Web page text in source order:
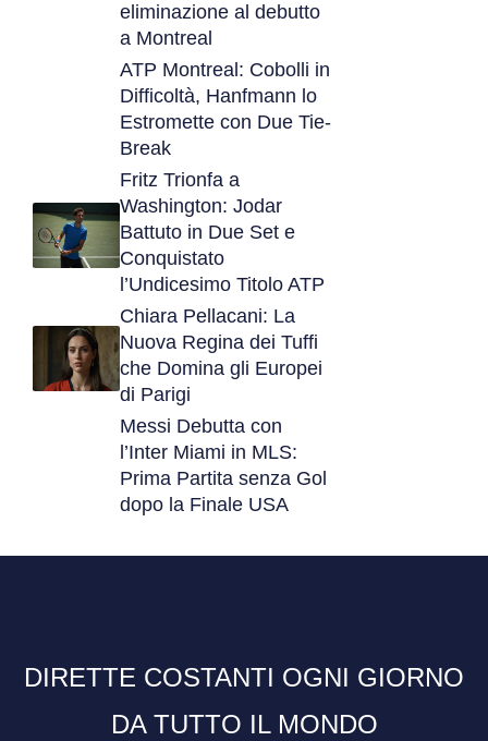
eliminazione al debutto
a Montreal
ATP Montreal: Cobolli in
Difficoltà, Hanfmann lo
Estromette con Due Tie-
Break
Fritz Trionfa a
Washington: Jodar
Battuto in Due Set e
Conquistato
l’Undicesimo Titolo ATP
Chiara Pellacani: La
Nuova Regina dei Tuffi
che Domina gli Europei
di Parigi
Messi Debutta con
l’Inter Miami in MLS:
Prima Partita senza Gol
dopo la Finale USA
DIRETTE COSTANTI OGNI GIORNO
DA TUTTO IL MONDO